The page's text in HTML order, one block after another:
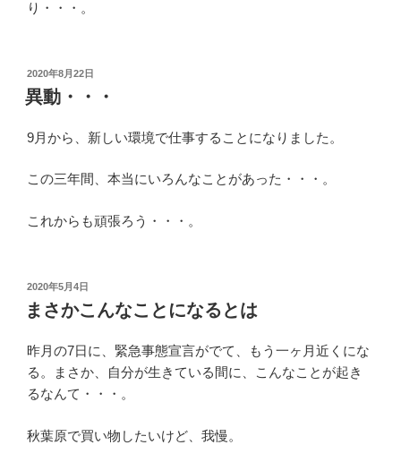
り・・・。
投
稿
日:
2020年8月22日
異動・・・
9月から、新しい環境で仕事することになりました。
この三年間、本当にいろんなことがあった・・・。
これからも頑張ろう・・・。
投
稿
日:
2020年5月4日
まさかこんなことになるとは
昨月の7日に、緊急事態宣言がでて、もう一ヶ月近くにな
る。まさか、自分が生きている間に、こんなことが起き
るなんて・・・。
秋葉原で買い物したいけど、我慢。